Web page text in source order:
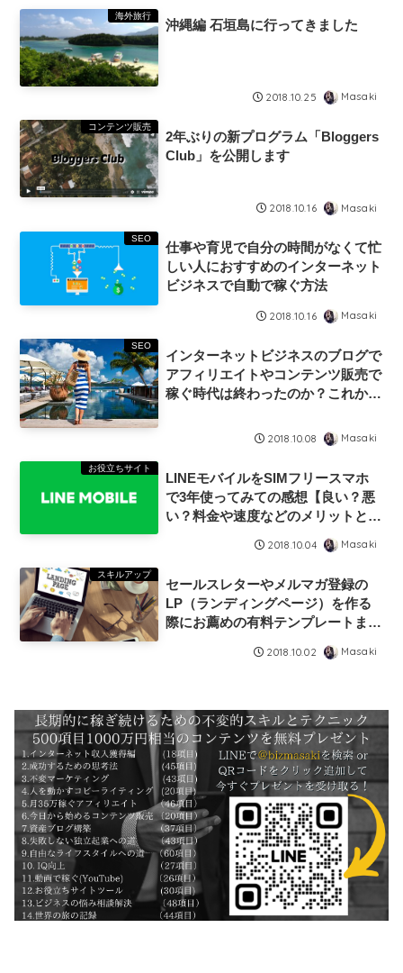
海外旅行
沖縄編 石垣島に行ってきました
2018.10.25 Masaki
コンテンツ販売
2年ぶりの新プログラム「Bloggers
Club」を公開します
2018.10.16 Masaki
SEO
仕事や育児で自分の時間がなくて忙
しい人におすすめのインターネット
ビジネスで自動で稼ぐ方法
2018.10.16 Masaki
SEO
インターネットビジネスのブログで
アフィリエイトやコンテンツ販売で
稼ぐ時代は終わったのか？これから
2018.10.08 Masaki
お役立ちサイト
LINEモバイルをSIMフリースマホ
で3年使ってみての感想【良い？悪
い？料金や速度などのメリットとデ
2018.10.04 Masaki
スキルアップ
セールスレターやメルマガ登録の
LP（ランディングページ）を作る
際にお薦めの有料テンプレートまと
2018.10.02 Masaki